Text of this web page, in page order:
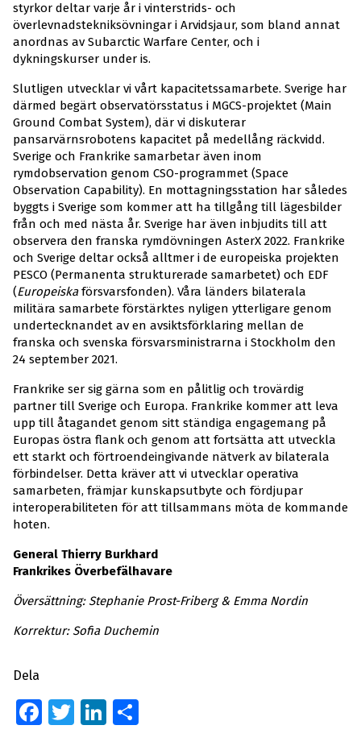
styrkor deltar varje år i vinterstrids- och
överlevnadstekniksövningar i Arvidsjaur, som bland annat
anordnas av Subarctic Warfare Center, och i
dykningskurser under is.
Slutligen utvecklar vi vårt kapacitetssamarbete. Sverige har
därmed begärt observatörsstatus i MGCS-projektet (Main
Ground Combat System), där vi diskuterar
pansarvärnsrobotens kapacitet på medellång räckvidd.
Sverige och Frankrike samarbetar även inom
rymdobservation genom CSO-programmet (Space
Observation Capability). En mottagningsstation har således
byggts i Sverige som kommer att ha tillgång till lägesbilder
från och med nästa år. Sverige har även inbjudits till att
observera den franska rymdövningen AsterX 2022. Frankrike
och Sverige deltar också alltmer i de europeiska projekten
PESCO (Permanenta strukturerade samarbetet) och EDF
(Europeiskaförsvarsfonden). Våra länders bilaterala
militära samarbete förstärktes nyligen ytterligare genom
undertecknandet av en avsiktsförklaring mellan de
franska och svenska försvarsministrarna i Stockholm den
24 september 2021.
Frankrike ser sig gärna som en pålitlig och trovärdig
partner till Sverige och Europa. Frankrike kommer att leva
upp till åtagandet genom sitt ständiga engagemang på
Europas östra flank och genom att fortsätta att utveckla
ett starkt och förtroendeingivande nätverk av bilaterala
förbindelser. Detta kräver att vi utvecklar operativa
samarbeten, främjar kunskapsutbyte och fördjupar
interoperabiliteten för att tillsammans möta de kommande
hoten.
General Thierry Burkhard
Frankrikes Överbefälhavare
Översättning: Stephanie Prost-Friberg & Emma Nordin
Korrektur: Sofia Duchemin
Dela
Facebook
TwitterLinkedIn